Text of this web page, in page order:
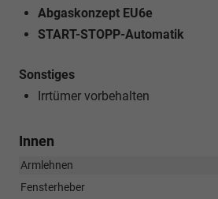
Abgaskonzept EU6e
START-STOPP-Automatik
Sonstiges
Irrtümer vorbehalten
Innen
Armlehnen
Fensterheber